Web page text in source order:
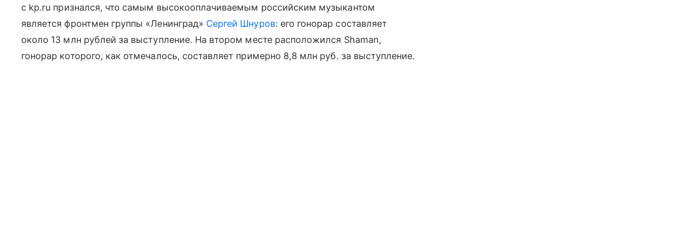
с kp.ru признался, что самым высокооплачиваемым российским музыкантом
является фронтмен группы «Ленинград» Сергей Шнуров: его гонорар составляет
около 13 млн рублей за выступление. На втором месте расположился Shaman,
гонорар которого, как отмечалось, составляет примерно 8,8 млн руб. за выступление.